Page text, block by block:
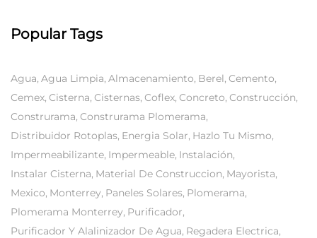
Popular Tags
Agua Agua Limpia Almacenamiento Berel Cemento
Cemex Cisterna Cisternas Coflex Concreto Construcción
Construrama Construrama Plomerama
Distribuidor Rotoplas Energia Solar Hazlo Tu Mismo
Impermeabilizante Impermeable Instalación
Instalar Cisterna Material De Construccion Mayorista
Mexico Monterrey Paneles Solares Plomerama
Plomerama Monterrey Purificador
Purificador Y Alalinizador De Agua Regadera Electrica